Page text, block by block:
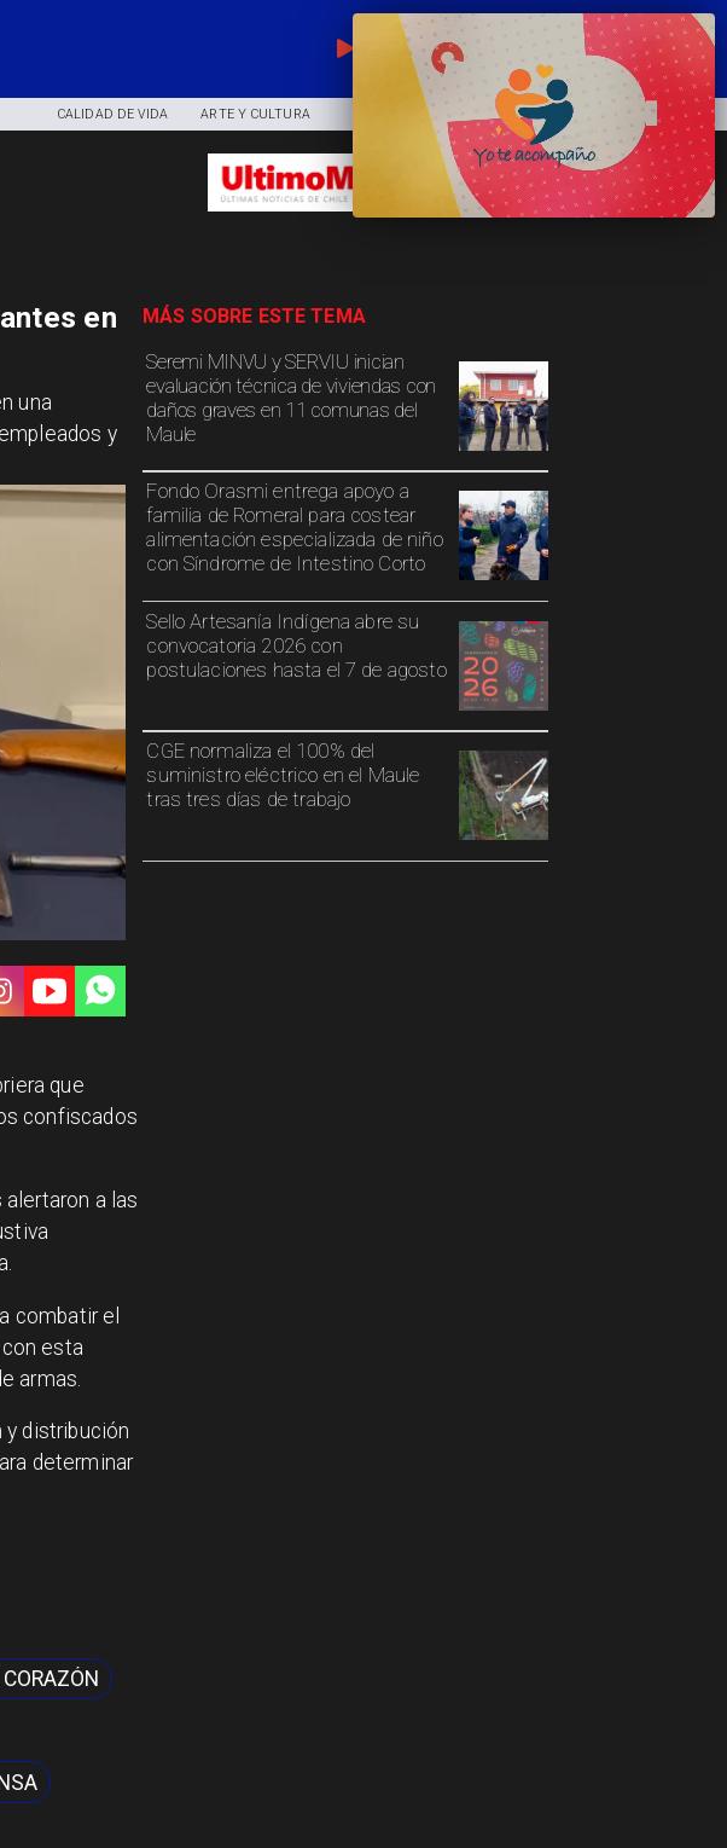
EN VIVO
CALIDAD DE VIDA ARTE Y CULTURA COMUNIDAD DEPORTES
Seremi MINVU y SERVIU inician
evaluación técnica de viviendas con
daños graves en 11 comunas del
Maule
Fondo Orasmi entrega apoyo a
familia de Romeral para costear
alimentación especializada de niño
con Síndrome de Intestino Corto
Sello Artesanía Indígena abre su
convocatoria 2026 con
postulaciones hasta el 7 de agosto
CGE normaliza el 100% del
suministro eléctrico en el Maule
tras tres días de trabajo
MÁS SOBRE ESTE TEMA
en
una
y
que
confiscados
a las
combatir el
esta
armas.
y distribución
determinar